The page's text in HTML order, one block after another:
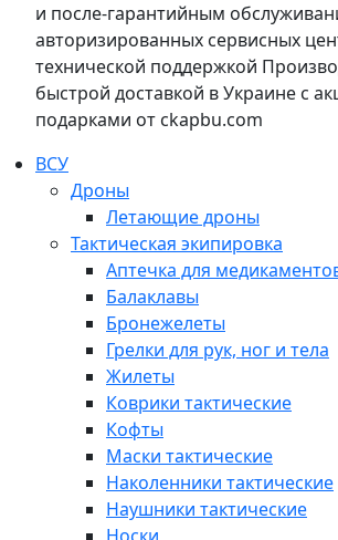
и после-гарантийным
авторизированных сервисных
технической поддержкой
быстрой доставкой в Украине с
подарками от ckapbu.com
ВСУ
Дроны
Летающие дроны
Тактическая экипировка
Аптечка для
Балаклавы
Бронежелеты
Грелки для рук, ног и тела
Жилеты
Коврики тактические
Кофты
Маски тактические
Наколенники тактические
Наушники тактические